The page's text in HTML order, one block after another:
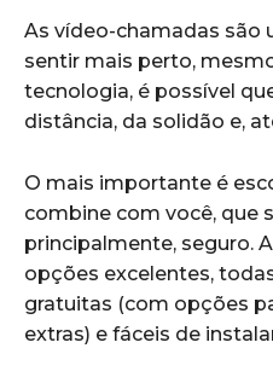
As vídeo-chamadas são
sentir mais perto,
tecnologia, é possível
distância, da solidão e,
O mais importante é
combine com você, que
principalmente, seguro.
opções excelentes,
gratuitas (com opções
extras) e fáceis de